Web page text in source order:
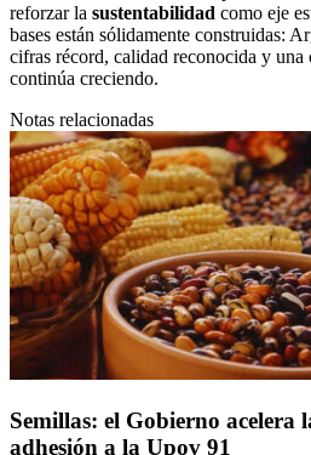
reforzar la sustentabilidad como eje
bases están sólidamente construidas:
cifras récord, calidad reconocida y una
continúa creciendo.
Notas relacionadas
Semillas: el Gobierno acelera
adhesión a la Upov 91